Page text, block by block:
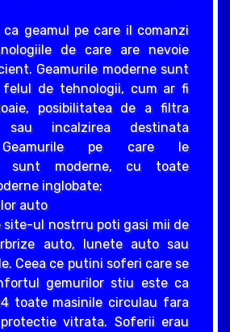
geamul pe care il comanzi
de care are nevoie
Geamurile moderne sunt
de tehnologii, cum ar fi
posibilitatea de a filtra
incalzirea destinata
Geamurile pe care le
sunt moderne, cu toate
inglobate;
auto
site-ul nostrru poti gasi mii de
auto, lunete auto sau
Ceea ce putini soferi care se
gemurilor stiu este ca
toate masinile circulau fara
vitrata. Soferii erau